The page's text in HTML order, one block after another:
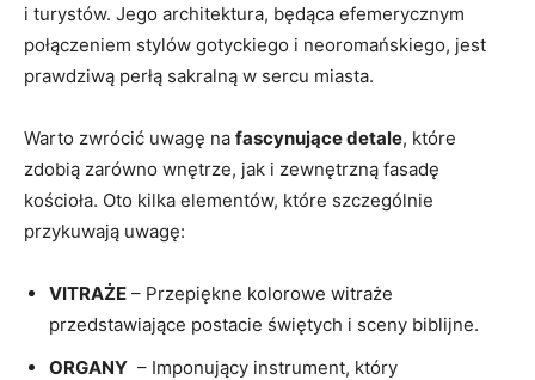
i turystów. ⁣Jego architektura, będąca efemerycznym⁣
połączeniem stylów gotyckiego i neoromańskiego, jest
‌prawdziwą perłą sakralną w sercu ‍miasta.
Warto zwrócić‌ uwagę na fascynujące detale, które
zdobią zarówno wnętrze, ‌jak i‌ zewnętrzną ⁤fasadę
kościoła. Oto kilka elementów, które⁤ szczególnie
przykuwają uwagę:
VITRAŻE – Przepiękne kolorowe witraże
przedstawiające postacie​ świętych i sceny biblijne.
ORGANY ‌ – Imponujący instrument, który